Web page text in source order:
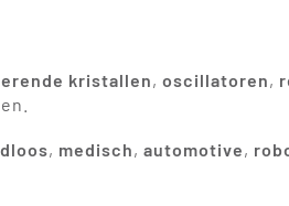
kristallen,oscillatoren,
, medisch,automotive,